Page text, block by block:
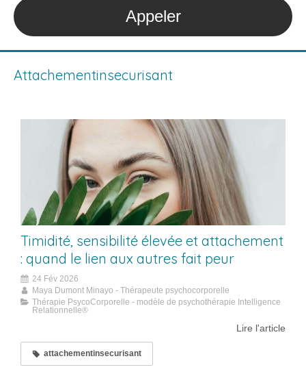
Appeler
Attachementinsecurisant
Timidité, sensibilité élevée et attachement
: quand le lien aux autres fait peur
24 Fév 2026
Maya Dumont Minayo - Thérapeute psychocorporelle
Thérapie PsycoCorporelle - modèle de psychothérapie Intelligence
Relationnelle®
Lire l'article
attachementinsecurisant